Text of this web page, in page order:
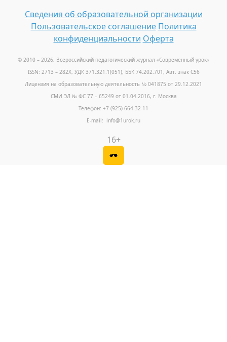
Сведения об образовательной организации
Пользовательское соглашение Политика
конфиденциальности Оферта
© 2010 – 2026, Всероссийский педагогический журнал «Современный урок»
ISSN: 2713 – 282X, УДК 371.321.1(051), ББК 74.202.701, Авт. знак С56
Лицензия на образовательную деятельность № 041875 от 29.12.2021
СМИ ЭЛ № ФС 77 – 65249 от 01.04.2016, г. Москва
Телефон: +7 (925) 664-32-11
E-mail: info@1urok.ru
16+